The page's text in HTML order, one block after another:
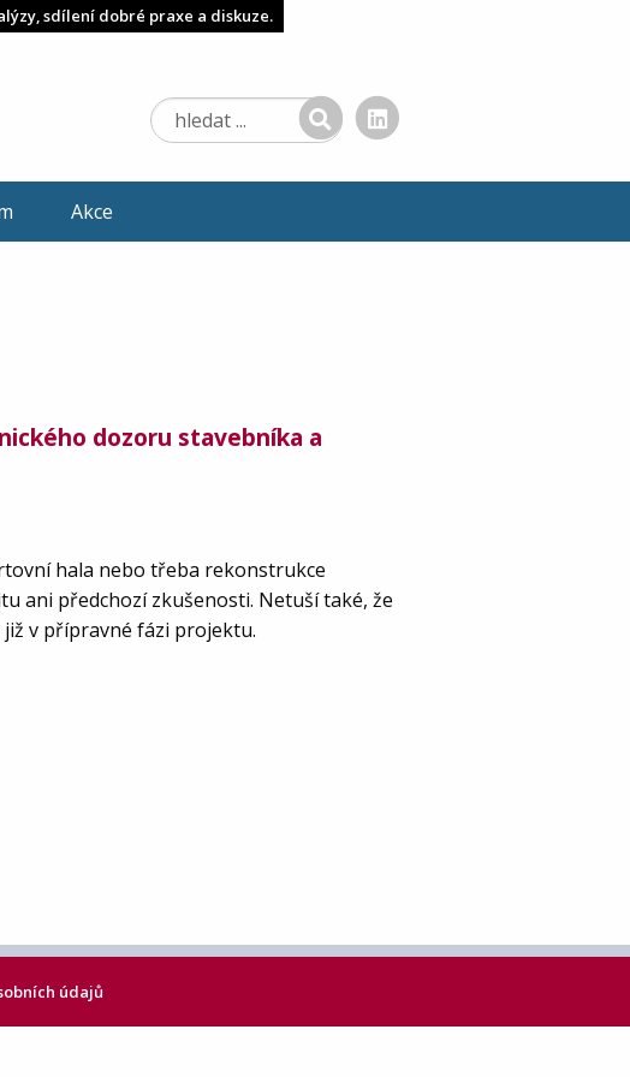
sdílení dobré praxe a diskuze.
Akce
dozoru stavebníka a
hala nebo třeba rekonstrukce
ani předchozí zkušenosti. Netuší také, že
v přípravné fázi projektu.
údajů